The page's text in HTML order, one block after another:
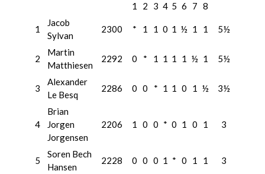
1 2 3 4 5 6 7 8
1
Jacob
Sylvan
2300 * 1 1 0 1 ½ 1 1 5½
2
Martin
Matthiesen
2292 0 * 1 1 1 1 ½ 1 5½
3
Alexander
Le Besq
2286 0 0 * 1 1 0 1 ½ 3½
4
Brian
Jorgen
Jorgensen
2206 1 0 0 * 0 1 0 1 3
5
Soren Bech
Hansen
2228 0 0 0 1 * 0 1 1 3